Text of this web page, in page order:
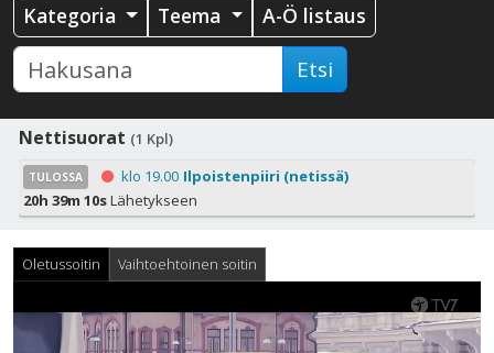
Kategoria Teema A-Ö listaus
Etsi
Nettisuorat (1 Kpl)
TULOSSA klo 19.00 Ilpoistenpiiri (netissä)
20h 39m 10sLähetykseen
Oletussoitin Vaihtoehtoinen soitin